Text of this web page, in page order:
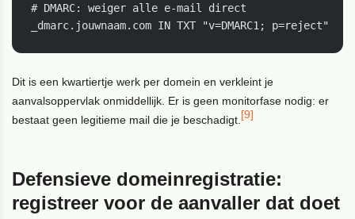
# DMARC: weiger alle e-mail direct
_dmarc.jouwnaam.com IN TXT "v=DMARC1; p=reject"
Dit is een kwartiertje werk per domein en verkleint je
aanvalsoppervlak onmiddellijk. Er is geen monitorfase nodig: er
bestaat geen legitieme mail die je beschadigt. [9]
Defensieve domeinregistratie:
registreer voor de aanvaller dat doet